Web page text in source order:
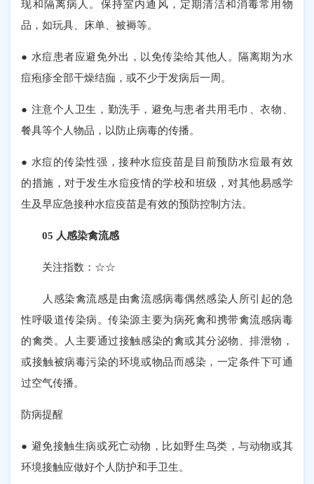
现和隔离病人。保持室内通风，定期清洁和消毒常用物
品，如玩具、床单、被褥等。
● 水痘患者应避免外出，以免传染给其他人。隔离期为水
痘疱疹全部干燥结痂，或不少于发病后一周。
● 注意个人卫生，勤洗手，避免与患者共用毛巾、衣物、
餐具等个人物品，以防止病毒的传播。
● 水痘的传染性强，接种水痘疫苗是目前预防水痘最有效
的措施，对于发生水痘疫情的学校和班级，对其他易感学
生及早应急接种水痘疫苗是有效的预防控制方法。
05 人感染禽流感
关注指数：☆☆
人感染禽流感是由禽流感病毒偶然感染人所引起的急
性呼吸道传染病。传染源主要为病死禽和携带禽流感病毒
的禽类。人主要通过接触感染的禽或其分泌物、排泄物，
或接触被病毒污染的环境或物品而感染，一定条件下可通
过空气传播。
防病提醒
● 避免接触生病或死亡动物，比如野生鸟类，与动物或其
环境接触应做好个人防护和手卫生。